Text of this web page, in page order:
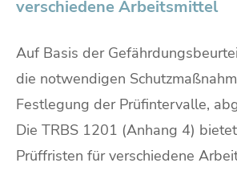
verschiedene Arbeitsmittel
Auf Basis der
die notwendigen
Festlegung der Prüfintervalle,
Die TRBS 1201 (Anhang 4)
Prüffristen für verschiedene